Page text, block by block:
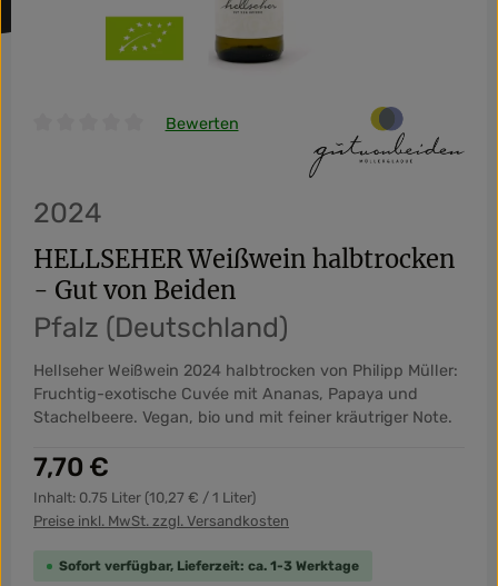
Durchschnittliche Bewertung von 0 von 5 Sternen
Bewerten
2024
HELLSEHER Weißwein halbtrocken
- Gut von Beiden
Pfalz (Deutschland)
Hellseher Weißwein 2024 halbtrocken von Philipp Müller:
Fruchtig-exotische Cuvée mit Ananas, Papaya und
Stachelbeere. Vegan, bio und mit feiner kräutriger Note.
Regulärer Preis:
7,70 €
Inhalt: 0.75 Liter (10,27 € / 1 Liter)
Preise inkl. MwSt. zzgl. Versandkosten
Sofort verfügbar, Lieferzeit: ca. 1-3 Werktage